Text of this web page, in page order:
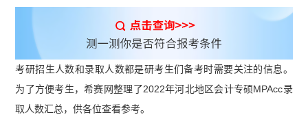
考研招生人数和录取人数都是研考生们备考时需要关注的信息。
为了方便考生，希赛网整理了2022年河北地区会计专硕MPAcc录
取人数汇总，供各位查看参考。